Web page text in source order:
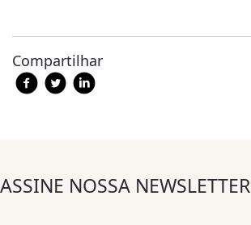
Compartilhar
ASSINE NOSSA NEWSLETTER